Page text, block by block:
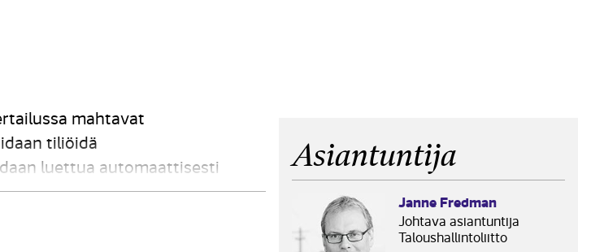
mahtavat
tiliöidä
luettua automaattisesti
suoritukset kohdistuvat
Asiantuntija
Janne Fredman
Johtava asiantuntija
Taloushallintoliitto